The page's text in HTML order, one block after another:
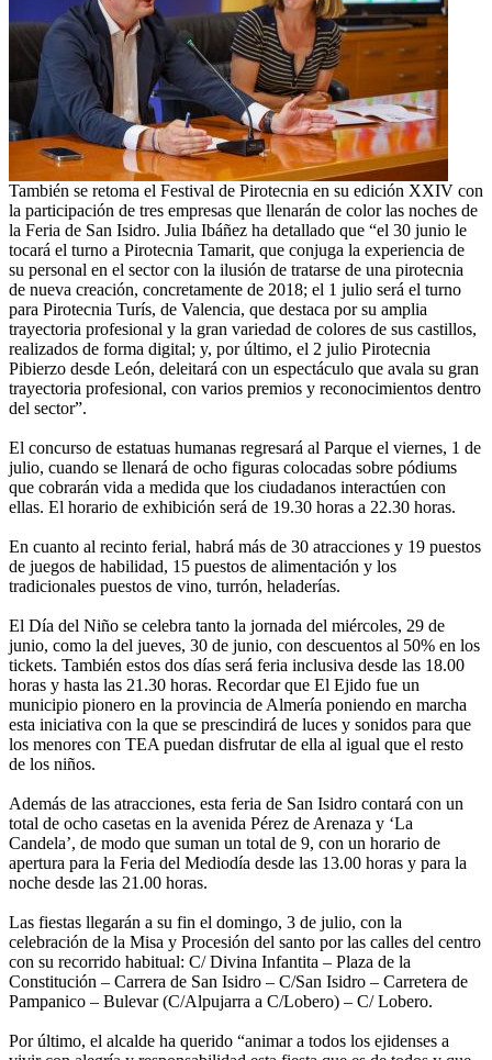
También se retoma el Festival de Pirotecnia en su edición XXIV con
la participación de tres empresas que llenarán de color las noches de
la Feria de San Isidro. Julia Ibáñez ha detallado que “el 30 junio le
tocará el turno a Pirotecnia Tamarit, que conjuga la experiencia de
su personal en el sector con la ilusión de tratarse de una pirotecnia
de nueva creación, concretamente de 2018; el 1 julio será el turno
para Pirotecnia Turís, de Valencia, que destaca por su amplia
trayectoria profesional y la gran variedad de colores de sus castillos,
realizados de forma digital; y, por último, el 2 julio Pirotecnia
Pibierzo desde León, deleitará con un espectáculo que avala su gran
trayectoria profesional, con varios premios y reconocimientos dentro
del sector”.
El concurso de estatuas humanas regresará al Parque el viernes, 1 de
julio, cuando se llenará de ocho figuras colocadas sobre pódiums
que cobrarán vida a medida que los ciudadanos interactúen con
ellas. El horario de exhibición será de 19.30 horas a 22.30 horas.
En cuanto al recinto ferial, habrá más de 30 atracciones y 19 puestos
de juegos de habilidad, 15 puestos de alimentación y los
tradicionales puestos de vino, turrón, heladerías.
El Día del Niño se celebra tanto la jornada del miércoles, 29 de
junio, como la del jueves, 30 de junio, con descuentos al 50% en los
tickets. También estos dos días será feria inclusiva desde las 18.00
horas y hasta las 21.30 horas. Recordar que El Ejido fue un
municipio pionero en la provincia de Almería poniendo en marcha
esta iniciativa con la que se prescindirá de luces y sonidos para que
los menores con TEA puedan disfrutar de ella al igual que el resto
de los niños.
Además de las atracciones, esta feria de San Isidro contará con un
total de ocho casetas en la avenida Pérez de Arenaza y ‘La
Candela’, de modo que suman un total de 9, con un horario de
apertura para la Feria del Mediodía desde las 13.00 horas y para la
noche desde las 21.00 horas.
Las fiestas llegarán a su fin el domingo, 3 de julio, con la
celebración de la Misa y Procesión del santo por las calles del centro
con su recorrido habitual: C/ Divina Infantita – Plaza de la
Constitución – Carrera de San Isidro – C/San Isidro – Carretera de
Pampanico – Bulevar (C/Alpujarra a C/Lobero) – C/ Lobero.
Por último, el alcalde ha querido “animar a todos los ejidenses a